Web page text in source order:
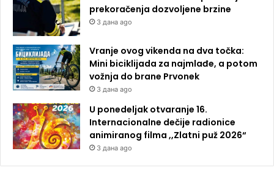
prekoračenja dozvoljene brzine
3 дана ago
Vranje ovog vikenda na dva točka:
Mini biciklijada za najmlađe, a potom
vožnja do brane Prvonek
3 дана ago
U ponedeljak otvaranje 16.
Internacionalne dečije radionice
animiranog filma ,,Zlatni puž 2026“
3 дана ago